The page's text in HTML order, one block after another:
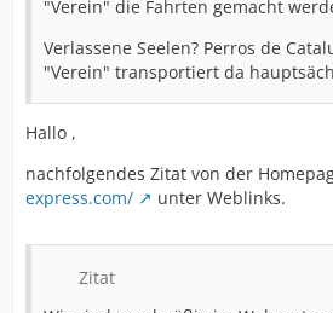
"Verein" die Fahrten gemacht
Verlassene Seelen? Perros de
"Verein" transportiert da
Hallo ,
nachfolgendes Zitat von der
express.com/
unter Weblinks.
Zitat